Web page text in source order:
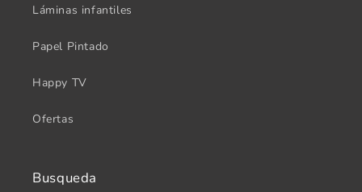
Láminas infantiles
Papel Pintado
Happy TV
Ofertas
Busqueda